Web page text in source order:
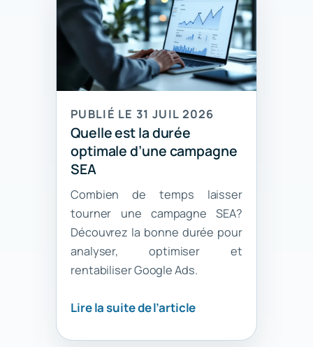
PUBLIÉ LE 31 JUIL 2026
Quelle est la durée
optimale d’une campagne
SEA
Combien de temps laisser
tourner une campagne SEA?
Découvrez la bonne durée pour
analyser, optimiser et
rentabiliser Google Ads.
Lire la suite de l’article